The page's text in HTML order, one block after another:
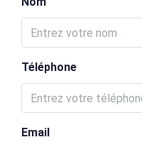
Téléphone
Email